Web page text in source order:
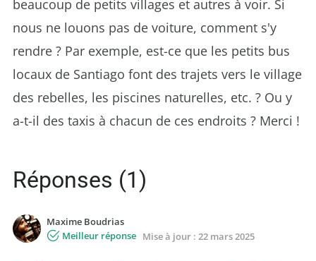
beaucoup de petits villages et autres à voir. Si
nous ne louons pas de voiture, comment s'y
rendre ? Par exemple, est-ce que les petits bus
locaux de Santiago font des trajets vers le village
des rebelles, les piscines naturelles, etc. ? Ou y
a-t-il des taxis à chacun de ces endroits ? Merci !
Réponses (1)
Maxime Boudrias
Meilleur réponse Mise à jour : 22 mars 2025